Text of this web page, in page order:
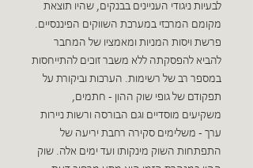
לבעיות ניגודי העניינים בבנקים‮, ‬שהיו תוצאת
מקומם המרכזי במערכת השווקים הפיננסיים‮.
‬פרשת ויסות המניות ומאמציו‮ ‬של המחבר
להביא להפסקתה ללא משבר זוכים להתייחסות
במספר רב של רשימות‮. ‬הערכות וביקורת על
תפקודם של גופי שוק ההון‮ - ‬חתמים‮,
‬משקיעים‮ ‬מוסדיים וגם הבורסה ורשות ניירות
ערך‮ - ‬משלימים סקירה רחבת יריעה של
התפתחות השוק מינקותו ועד ימים אלה‮.‬ שוק